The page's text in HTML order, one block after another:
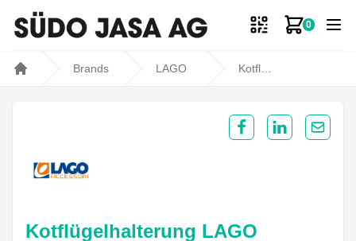
0
Zum
Brands LAGO
Kotflügelhalterung LAGO
Share on Facebook
Share onShare